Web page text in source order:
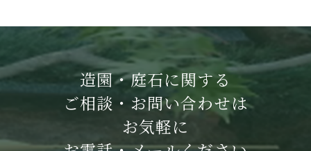
造園・庭石に関する
ご相談・お問い合わせは
お気軽に